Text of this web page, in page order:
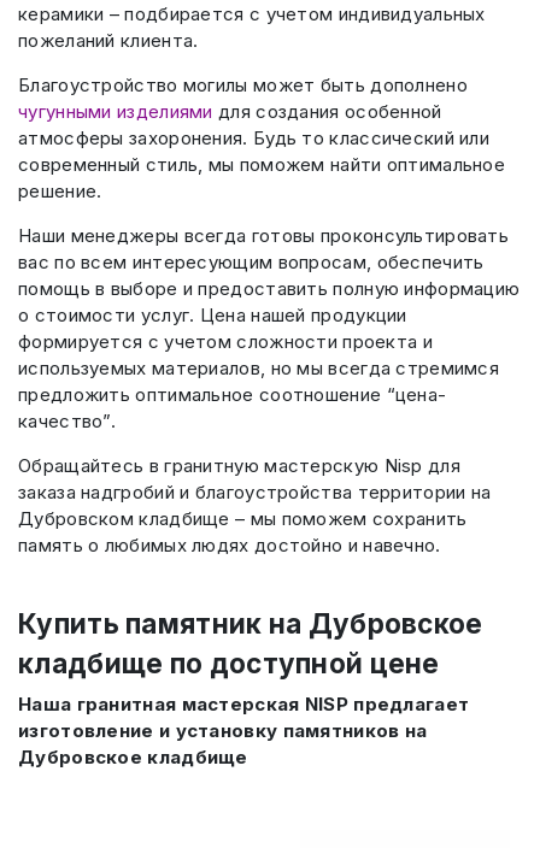
керамики – подбирается с учетом индивидуальных
пожеланий клиента.
Благоустройство могилы может быть дополнено
чугунными изделиями для создания особенной
атмосферы захоронения. Будь то классический или
современный стиль, мы поможем найти оптимальное
решение.
Наши менеджеры всегда готовы проконсультировать
вас по всем интересующим вопросам, обеспечить
помощь в выборе и предоставить полную информацию
о стоимости услуг. Цена нашей продукции
формируется с учетом сложности проекта и
используемых материалов, но мы всегда стремимся
предложить оптимальное соотношение “цена-
качество”.
Обращайтесь в гранитную мастерскую Nisp для
заказа надгробий и благоустройства территории на
Дубровском кладбище – мы поможем сохранить
память о любимых людях достойно и навечно.
Купить памятник на Дубровское
кладбище по доступной цене
Наша гранитная мастерская NISP предлагает
изготовление и установку памятников на
Дубровское кладбище